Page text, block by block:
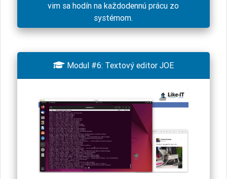
vim sa hodín na každodennú prácu zo
systémom.
Modul #6: Textový editor JOE